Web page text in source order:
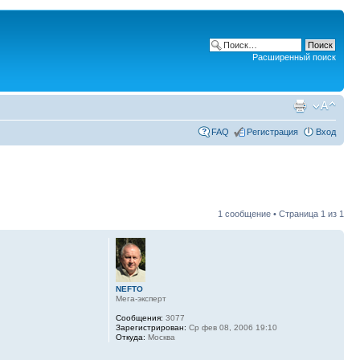
Расширенный поиск
FAQ Регистрация Вход
1 сообщение • Страница 1 из 1
NEFTO
Мега-эксперт
Сообщения: 3077
Зарегистрирован: Ср фев 08, 2006 19:10
Откуда: Москва